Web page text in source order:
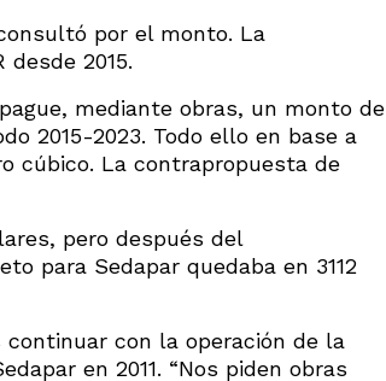
por el monto. La
2015.
mediante obras, un monto de
2015-2023. Todo ello en base a
cúbico. La contrapropuesta de
pero después del
para Sedapar quedaba en 3112
continuar con la operación de la
en 2011. “Nos piden obras